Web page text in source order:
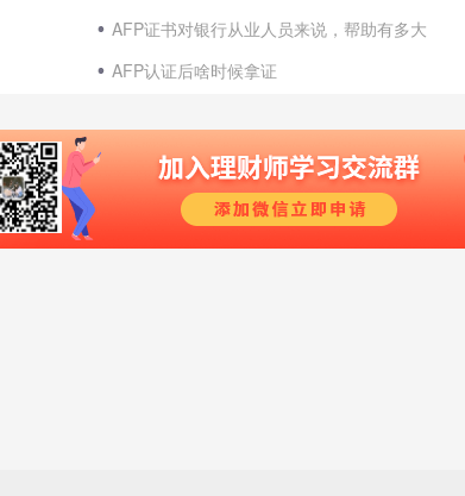
AFP证书对银行从业人员来说，帮助有多大
AFP认证后啥时候拿证